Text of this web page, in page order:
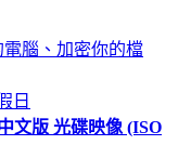
腦、加密你的檔
日
文版 光碟映像 (ISO